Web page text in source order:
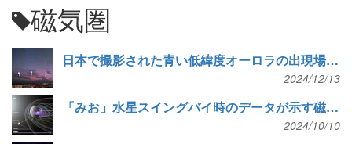
磁気圏
日本で撮影された青い低緯度オーロラの出現場所を推定
2024/12/13
「みお」水星スイングバイ時のデータが示す磁気圏の様相
2024/10/10